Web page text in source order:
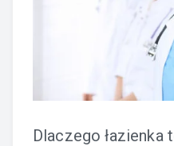
Dlaczego łazienka